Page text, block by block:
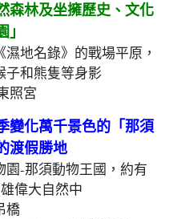
森林及坐擁歷史、文化
地名錄》的戰場平原，
子和熊隻等身影
照宮
變化萬千景色的「那須
渡假勝地
-那須動物王國，約有
偉大自然中
橋